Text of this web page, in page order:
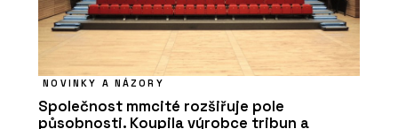
OBZOR
NOVINKY A NÁZORY
Společnost mmcité rozšiřuje pole
působnosti. Koupila výrobce tribun a